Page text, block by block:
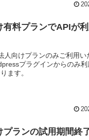
有料プランでAPIが
人向けプランのみご利用い
プラグインからのみ
ます。
ランの試用期間終